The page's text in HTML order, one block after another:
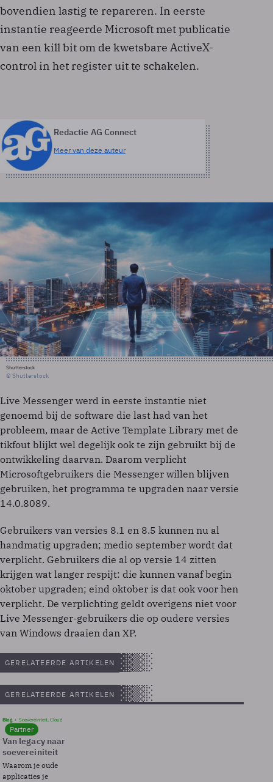
bovendien lastig te repareren. In eerste
instantie reageerde Microsoft met publicatie
van een kill bit om de kwetsbare ActiveX-
control in het register uit te schakelen.
Redactie AG Connect
Meer van deze auteur
Shutterstock
© Shutterstock
Live Messenger werd in eerste instantie niet
genoemd bij de software die last had van het
probleem, maar de Active Template Library met de
tikfout blijkt wel degelijk ook te zijn gebruikt bij de
ontwikkeling daarvan. Daarom verplicht
Microsoftgebruikers die Messenger willen blijven
gebruiken, het programma te upgraden naar versie
14.0.8089.
Gebruikers van versies 8.1 en 8.5 kunnen nu al
handmatig upgraden; medio september wordt dat
verplicht. Gebruikers die al op versie 14 zitten
krijgen wat langer respijt: die kunnen vanaf begin
oktober upgraden; eind oktober is dat ook voor hen
verplicht. De verplichting geldt overigens niet voor
Live Messenger-gebruikers die op oudere versies
van Windows draaien dan XP.
GERELATEERDE ARTIKELEN
GERELATEERDE ARTIKELEN
Blog Soevereinteit, Cloud
Partner
Van legacy naar
soevereiniteit
Waarom je oude
applicaties je